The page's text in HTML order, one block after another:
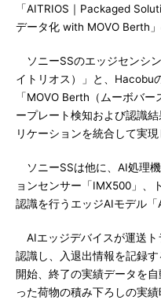
「AITRIOS｜Packaged
データ化 with MOVO Berth
ソニーSSのエッジセンシ
イトリオス）」と、Hacobu
「MOVO Berth（ムーボバ
ープレート検知および認識
リケーションを統合して実現
ソニーSSは他に、AI処理
ョンセンサー「IMX500」、
認識を行うエッジAIモデル「
AIエッジデバイスが運送ト
認識し、入退出情報を記録
開始、終了の実績データを
った荷物の積み下ろしの実